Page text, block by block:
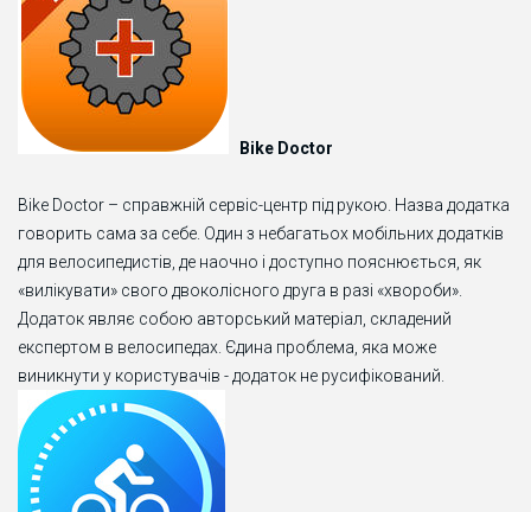
Bike Doctor
Bike Doctor – справжній сервіс-центр під рукою. Назва додатка
говорить сама за себе. Один з небагатьох мобільних додатків
для велосипедистів, де наочно і доступно пояснюється, як
«вилікувати» свого двоколісного друга в разі «хвороби».
Додаток являє собою авторський матеріал, складений
експертом в велосипедах. Єдина проблема, яка може
виникнути у користувачів - додаток не русифікований.